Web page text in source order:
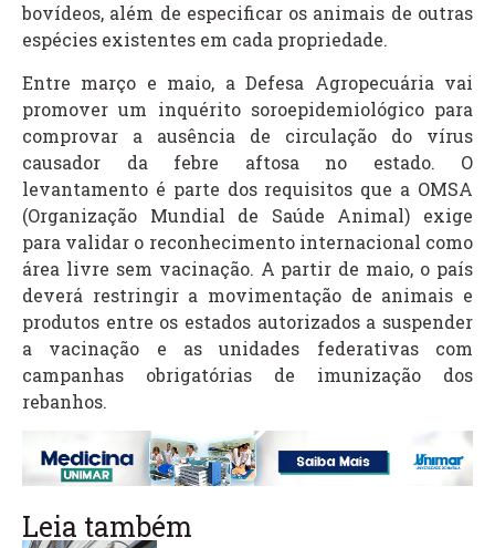
bovídeos, além de especificar os animais de outras
espécies existentes em cada propriedade.
Entre março e maio, a Defesa Agropecuária vai
promover um inquérito soroepidemiológico para
comprovar a ausência de circulação do vírus
causador da febre aftosa no estado. O
levantamento é parte dos requisitos que a OMSA
(Organização Mundial de Saúde Animal) exige
para validar o reconhecimento internacional como
área livre sem vacinação. A partir de maio, o país
deverá restringir a movimentação de animais e
produtos entre os estados autorizados a suspender
a vacinação e as unidades federativas com
campanhas obrigatórias de imunização dos
rebanhos.
Leia também